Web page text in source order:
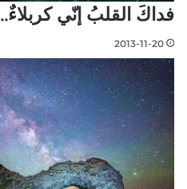
فداكَ القلبُ إنّي كربلاءٌ..
2013-11-20